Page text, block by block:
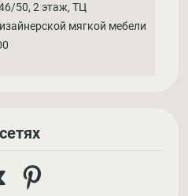
50, 2 этаж, ТЦ
мягкой мебели